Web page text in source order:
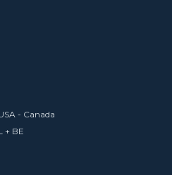
- Canada
+ BE